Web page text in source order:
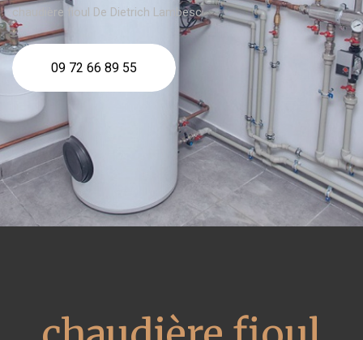
chaudière fioul De Dietrich Lambesc
09 72 66 89 55